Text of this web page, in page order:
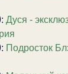
Дуся -
Подросток